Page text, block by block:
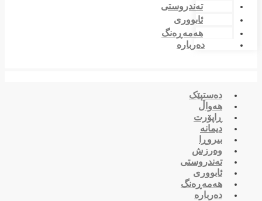
تەندروستی
ئابووری
هەمەڕەنگ
دەربارە
دەستپێک
هەواڵ
ڕاپۆرت
دیمانە
بیروڕا
وەرزش
تەندروستی
ئابووری
هەمەڕەنگ
دەربارە